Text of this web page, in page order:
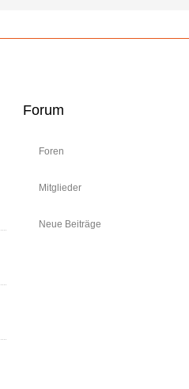
Forum
Foren
Mitglieder
Neue Beiträge